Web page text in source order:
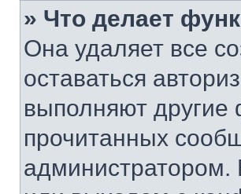
» Что делает
Она удаляет все
оставаться
выполняют другие
прочитанных
администратором.